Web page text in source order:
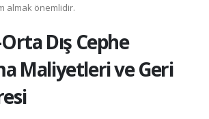
almak önemlidir.
Dış Cephe
Maliyetleri ve Geri